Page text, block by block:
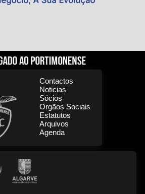
Contactos
Noticias
Sócios
Orgãos Sociais
Estatutos
Arquivos
Agenda